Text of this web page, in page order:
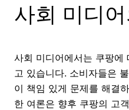
사회 미디
사회 미디어에서는 쿠팡에
고 있습니다. 소비자들은
이 책임 있게 문제를 해결
한 여론은 향후 쿠팡의 고